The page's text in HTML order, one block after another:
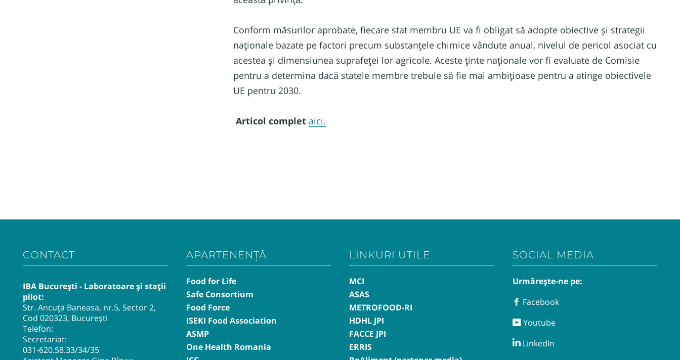
Conform măsurilor aprobate, fiecare stat membru UE va fi obligat să adopte obiective și strategii
naționale bazate pe factori precum substanțele chimice vândute anual, nivelul de pericol asociat cu
acestea și dimensiunea suprafeței lor agricole. Aceste ținte naționale vor fi evaluate de Comisie
pentru a determina dacă statele membre trebuie să fie mai ambițioase pentru a atinge obiectivele
UE pentru 2030.
Articol complet aici.
CONTACT
IBA București - Laboratoare și stații
pilot:
Str. Ancuța Baneasa, nr.5, Sector 2,
Cod 020323, București
Telefon:
Secretariat:
031-620.58.33/34/35
APARTENENȚĂ
Food for Life
Safe Consortium
Food Force
ISEKI Food Association
ASMP
One Health Romania
LINKURI UTILE
MCI
ASAS
METROFOOD-RI
HDHL JPI
FACCE JPI
ERRIS
SOCIAL MEDIA
Urmărește-ne pe:
FacebookFacebook
YoutubeYoutube
LinkedInLinkedIn